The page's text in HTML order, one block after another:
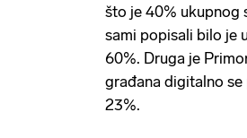
što je 40% ukupnog
sami popisali bilo je
60%. Druga je
građana digitalno
23%.